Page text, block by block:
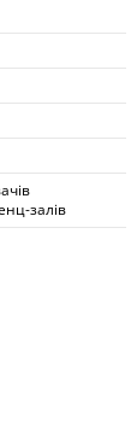
залів